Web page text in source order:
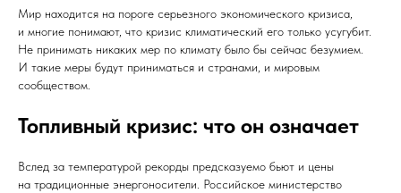
Мир находится на пороге серьезного экономического кризиса,
и многие понимают, что кризис климатический его только усугубит.
Не принимать никаких мер по климату было бы сейчас безумием.
И такие меры будут приниматься и странами, и мировым
сообществом.
Топливный кризис: что он означает
Вслед за температурой рекорды предсказуемо бьют и цены
на традиционные энергоносители. Российское министерство